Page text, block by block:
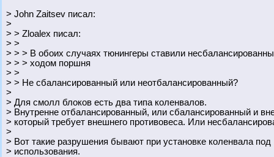
> John Zaitsev писал:
>
> > Zloalex писал:
> >
> > > В обоих случаях тюнингеры ставили
> > > ходом поршня
> >
> > Не сбалансированный или неотбалансированный?
>
> Для смолл блоков есть два типа коленвалов.
> Внутренне отбалансированный, или сбалансированный и
> который требует внешнего противовеса. Или
>
> Вот такие разрушения бывают при установке коленвала
> использования.